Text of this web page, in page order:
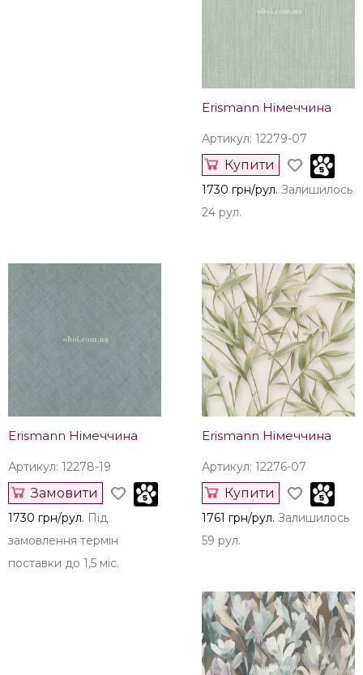
Erismann Німеччина
Артикул: 12279-07
Купити
1730 грн/рул. Залишилось
24 рул.
Erismann Німеччина
Артикул: 12278-19
Замовити
1730 грн/рул. Під
замовлення термін
поставки до 1,5 міс.
Erismann Німеччина
Артикул: 12276-07
Купити
1761 грн/рул. Залишилось
59 рул.